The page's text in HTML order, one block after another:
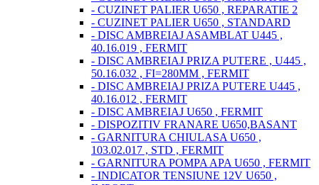
- CUZINET PALIER U650 , REPARATIE 2
- CUZINET PALIER U650 , STANDARD
- DISC AMBREIAJ ASAMBLAT U445 ,
40.16.019 , FERMIT
- DISC AMBREIAJ PRIZA PUTERE , U445 ,
50.16.032 , FI=280MM , FERMIT
- DISC AMBREIAJ PRIZA PUTERE U445 ,
40.16.012 , FERMIT
- DISC AMBREIAJ U650 , FERMIT
- DISPOZITIV FRANARE U650,BASANT
- GARNITURA CHIULASA U650 ,
103.02.017 , STD , FERMIT
- GARNITURA POMPA APA U650 , FERMIT
- INDICATOR TENSIUNE 12V U650 ,